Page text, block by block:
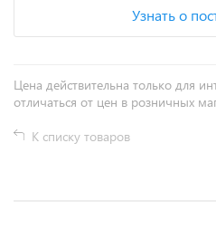
Узнать о
Цена действительна только для
отличаться от цен в розничных
К списку товаров